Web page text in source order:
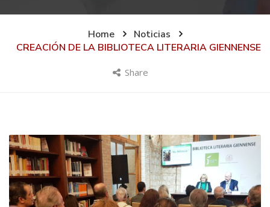
Home
Noticias
CREACIÓN DE LA BIBLIOTECA LITERARIA GIENNENSE
Share